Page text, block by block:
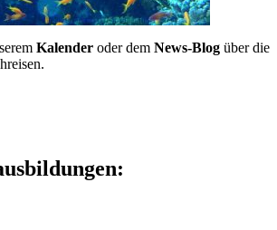
Kalender oder dem News-Blog über die